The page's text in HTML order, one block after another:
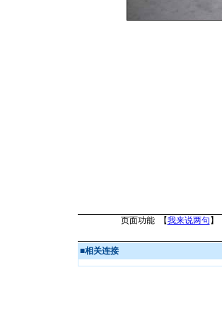
页面功能 【我来说两句 】
■相关连接